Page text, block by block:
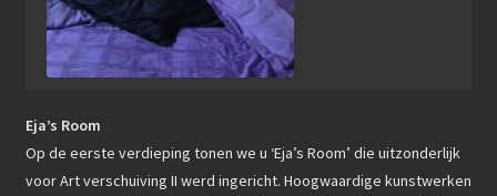
Eja’s Room
Op de eerste verdieping tonen we u ‘Eja’s Room’ die uitzonderlijk
voor Art verschuiving II werd ingericht. Hoogwaardige kunstwerken